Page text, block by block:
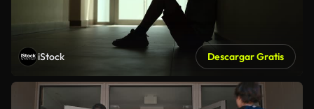
iStock Descargar Gratis